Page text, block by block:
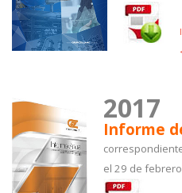
2017
Informe
el 29 de